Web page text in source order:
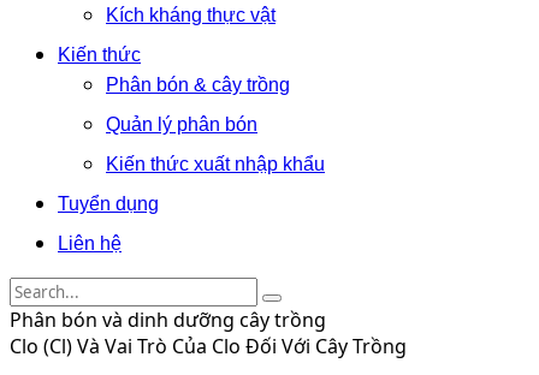
Kích kháng thực vật
Kiến thức
Phân bón & cây trồng
Quản lý phân bón
Kiến thức xuất nhập khẩu
Tuyển dụng
Liên hệ
Phân bón và dinh dưỡng cây trồng
Clo (Cl) Và Vai Trò Của Clo Đối Với Cây Trồng